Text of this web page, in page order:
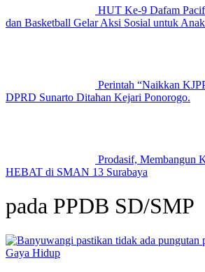
HUT Ke-9 Dafam
dan Basketball Gelar Aksi Sosial untuk
Perintah “Naikkan
DPRD Sunarto Ditahan Kejari Ponorogo.
Prodasif, Membangun
HEBAT di SMAN 13 Surabaya
pada PPDB SD/SMP
Gaya Hidup